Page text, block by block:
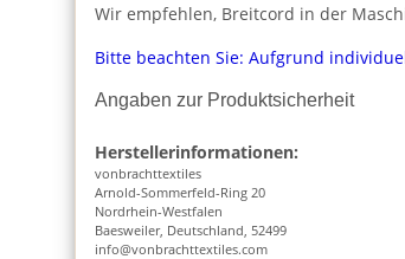
Wir empfehlen, Breitcord in der
Bitte beachten Sie: Aufgrund
Angaben zur Produktsicherheit
Herstellerinformationen:
vonbrachttextiles
Arnold-Sommerfeld-Ring 20
Nordrhein-Westfalen
Baesweiler, Deutschland, 52499
info@vonbrachttextiles.com